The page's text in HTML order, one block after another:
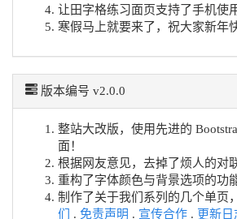
让田字格练习面页支持了手机使
寒假马上就要来了，祝大家新年
版本编号 v2.0.0
整站大改版，使用先进的
面！
根据网友意见，去掉了烦人的对
重构了字体颜色与背景选项的功
制作了关于我们系列的几个单页，
们
. 免责声明 . 宣传合作 . 更新日